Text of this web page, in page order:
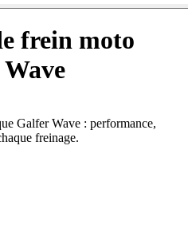
frein moto
Galfer Wave : performance,
freinage.